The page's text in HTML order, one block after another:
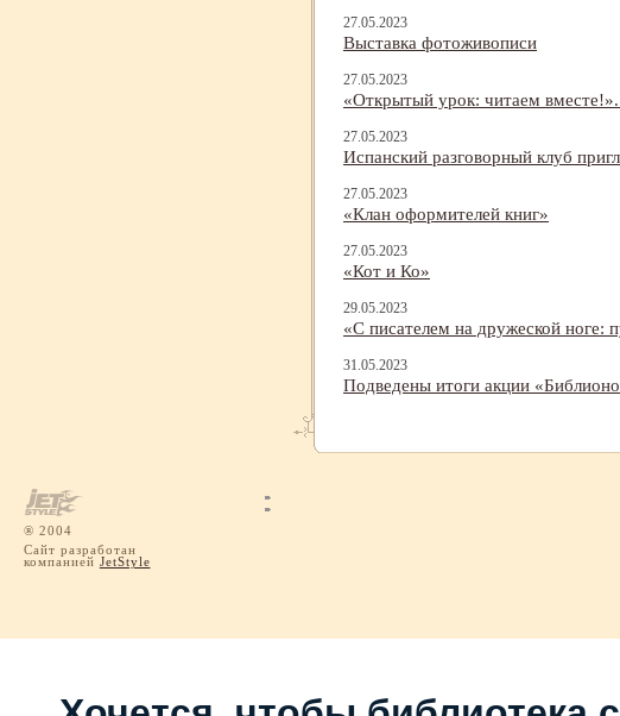
27.05.2023
Выставка фотоживописи
27.05.2023
«Открытый урок: читаем
27.05.2023
Испанский разговорный клуб
27.05.2023
«Клан оформителей книг»
27.05.2023
«Кот и Ко»
29.05.2023
«С писателем на дружеской ноге:
31.05.2023
Подведены итоги акции
® 2004
Сайт разработан
компанией JetStyle